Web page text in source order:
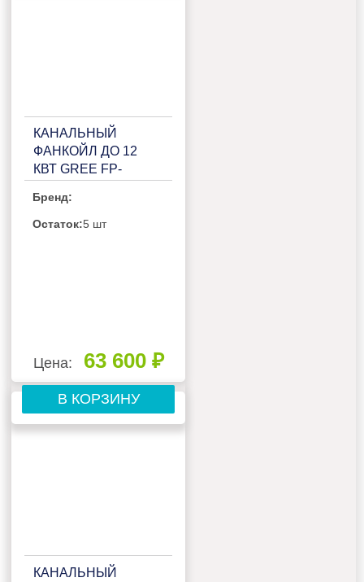
КАНАЛЬНЫЙ
ФАНКОЙЛ ДО 12
КВТ GREE FP-
Бренд:
Остаток:5 шт
Цена: 63 600 ₽
В КОРЗИНУ
КАНАЛЬНЫЙ